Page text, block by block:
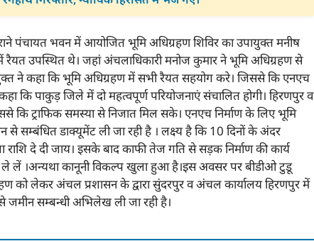
पंचायत भवन में आयोजित भूमि अधिग्रहण शिविर का उपायुक्त मनीष
रैयत उपस्थित थे। जहां अंचलाधिकारी मनोज कुमार ने भूमि अधिग्रहण से
ने कहा कि भूमि अधिग्रहण में सभी रैयत सहयोग करे। जिससे कि एनएच
कि पाकुड़ जिले में दो महत्वपूर्ण परियोजनाएं संचालित होगी। हिरणपुर व
कि ट्राफिक समस्या से निजात मिल सके। एनएच निर्माण के लिए भूमि
से सम्बंधित डाक्यूमेंट ली जा रही है । लक्ष्य है कि 10 दिनों के अंदर
दे दी जाय। इसके बाद काफी तेज गति से सड़क निर्माण की कार्य
ले लें ।अन्यथा कानूनी विकल्प खुला हुआ है।इस अवसर पर बीडीओ टुडू
को लेकर अंचल प्रशासन के द्वारा सुंदरपुर व अंचल कार्यालय हिरणपुर में
जमीन सम्बन्धी अभिलेख ली जा रही है।